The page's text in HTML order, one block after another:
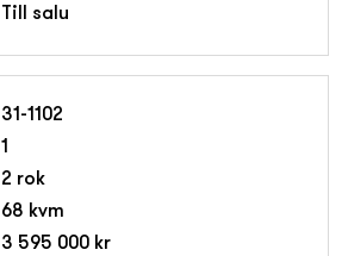
Till salu
31-1102
1
2 rok
68 kvm
3 595 000 kr